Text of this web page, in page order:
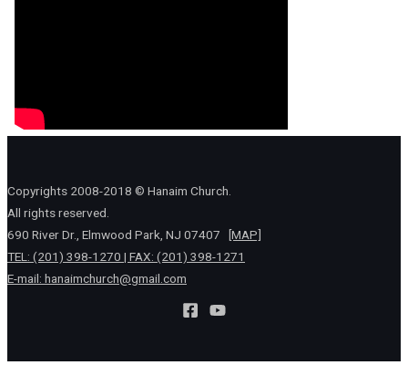
Copyrights 2008-2018 © Hanaim Church.
All rights reserved.
690 River Dr., Elmwood Park, NJ 07407
[MAP]
TEL: (201) 398-1270 | FAX: (201) 398-1271
E-mail: hanaimchurch@gmail.com